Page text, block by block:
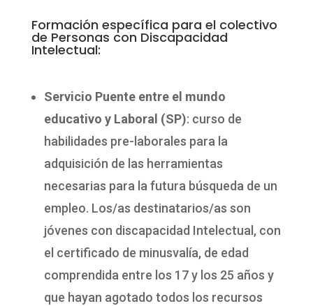
Formación específica para el colectivo
de Personas con Discapacidad
Intelectual:
Servicio Puente entre el mundo
educativo y Laboral (SP): curso de
habilidades pre-laborales para la
adquisición de las herramientas
necesarias para la futura búsqueda de un
empleo. Los/as destinatarios/as son
jóvenes con discapacidad Intelectual, con
el certificado de minusvalía, de edad
comprendida entre los 17 y los 25 años y
que hayan agotado todos los recursos